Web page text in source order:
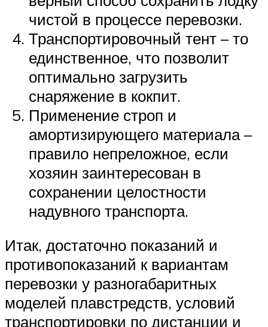
чистой в процессе перевозки.
Транспортировочный тент – то
единственное, что позволит
оптимально загрузить
снаряжение в кокпит.
Применение строп и
амортизирующего материала –
правило непреложное, если
хозяин заинтересован в
сохранении целостности
надувного транспорта.
Итак, достаточно показаний и
противопоказаний к вариантам
перевозки у разногабаритных
моделей плавстредств, условий
транспортировки по дистанции и